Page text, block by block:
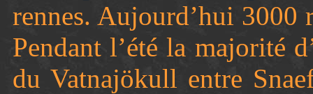
rennes. Aujourd’hui 3000
Pendant l’été la majorité
du Vatnajökull entre